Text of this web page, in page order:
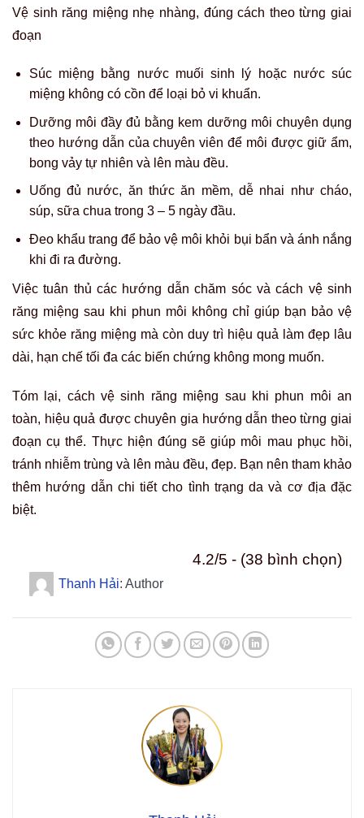
Vệ sinh răng miệng nhẹ nhàng, đúng cách theo từng giai
đoạn
Súc miệng bằng nước muối sinh lý hoặc nước súc
miệng không có cồn để loại bỏ vi khuẩn.
Dưỡng môi đầy đủ bằng kem dưỡng môi chuyên dụng
theo hướng dẫn của chuyên viên để môi được giữ ẩm,
bong vảy tự nhiên và lên màu đều.
Uống đủ nước, ăn thức ăn mềm, dễ nhai như cháo,
súp, sữa chua trong 3 – 5 ngày đầu.
Đeo khẩu trang để bảo vệ môi khỏi bụi bẩn và ánh nắng
khi đi ra đường.
Việc tuân thủ các hướng dẫn chăm sóc và cách vệ sinh
răng miệng sau khi phun môi không chỉ giúp bạn bảo vệ
sức khỏe răng miệng mà còn duy trì hiệu quả làm đẹp lâu
dài, hạn chế tối đa các biến chứng không mong muốn.
Tóm lại, cách vệ sinh răng miệng sau khi phun môi an
toàn, hiệu quả được chuyên gia hướng dẫn theo từng giai
đoạn cụ thể. Thực hiện đúng sẽ giúp môi mau phục hồi,
tránh nhiễm trùng và lên màu đều, đẹp. Bạn nên tham khảo
thêm hướng dẫn chi tiết cho tình trạng da và cơ địa đặc
biệt.
4.2/5 - (38 bình chọn)
Thanh Hải: Author